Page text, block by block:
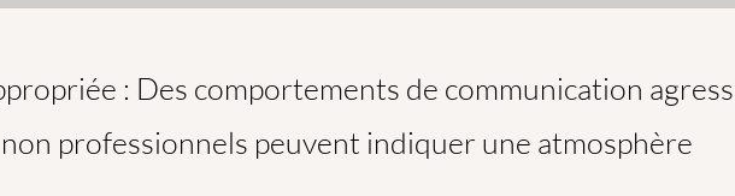
: Des comportements de communication
professionnels peuvent indiquer une atmosphère